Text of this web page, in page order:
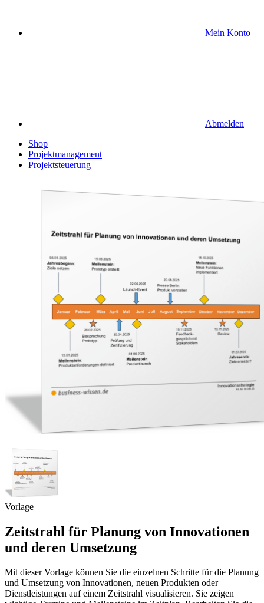
Mein Konto
Abmelden
Shop
Projektmanagement
Projektsteuerung
Vorlage
Zeitstrahl für Planung von Innovationen
und deren Umsetzung
Mit dieser Vorlage können Sie die einzelnen Schritte für die Planung
und Umsetzung von Innovationen, neuen Produkten oder
Dienstleistungen auf einem Zeitstrahl visualisieren. Sie zeigen